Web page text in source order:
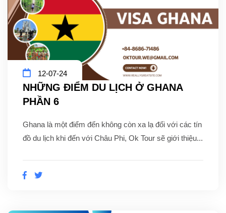
12-07-24
NHỮNG ĐIỂM DU LỊCH Ở GHANA
PHẦN 6
Ghana là một điểm đến không còn xa lạ đối với các tín
đồ du lịch khi đến với Châu Phi, Ok Tour sẽ giới thiệu...